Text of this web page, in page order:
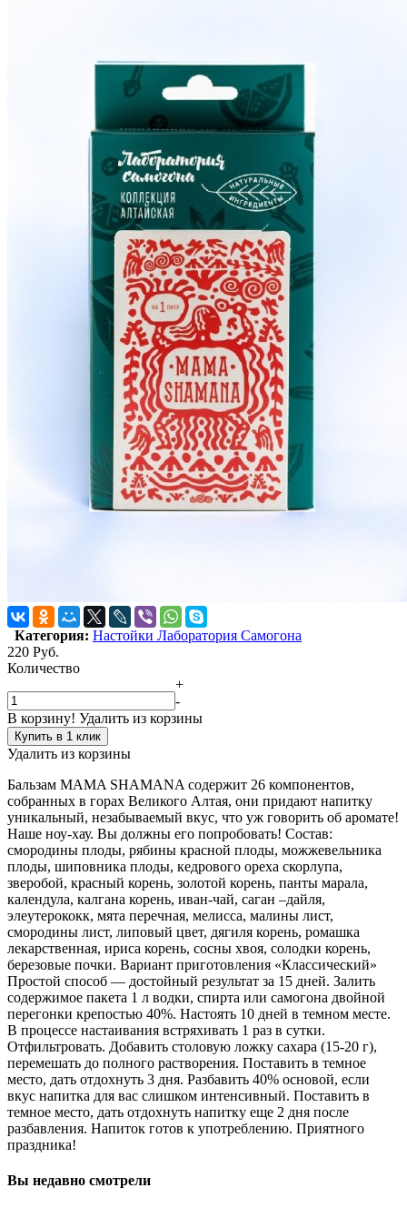
Категория: Настойки Лаборатория Самогона
220 Руб.
Количество
+
-
В корзину! Удалить из корзины
Купить в 1 клик
Удалить из корзины
Бальзам MAMA SHAMANA содержит 26 компонентов,
собранных в горах Великого Алтая, они придают напитку
уникальный, незабываемый вкус, что уж говорить об аромате!
Наше ноу-хау. Вы должны его попробовать! Состав:
смородины плоды, рябины красной плоды, можжевельника
плоды, шиповника плоды, кедрового ореха скорлупа,
зверобой, красный корень, золотой корень, панты марала,
календула, калгана корень, иван-чай, саган –дайля,
элеутерококк, мята перечная, мелисса, малины лист,
смородины лист, липовый цвет, дягиля корень, ромашка
лекарственная, ириса корень, сосны хвоя, солодки корень,
березовые почки. Вариант приготовления «Классический»
Простой способ — достойный результат за 15 дней. Залить
содержимое пакета 1 л водки, спирта или самогона двойной
перегонки крепостью 40%. Настоять 10 дней в темном месте.
В процессе настаивания встряхивать 1 раз в сутки.
Отфильтровать. Добавить столовую ложку сахара (15-20 г),
перемешать до полного растворения. Поставить в темное
место, дать отдохнуть 3 дня. Разбавить 40% основой, если
вкус напитка для вас слишком интенсивный. Поставить в
темное место, дать отдохнуть напитку еще 2 дня после
разбавления. Напиток готов к употреблению. Приятного
праздника!
Вы недавно смотрели